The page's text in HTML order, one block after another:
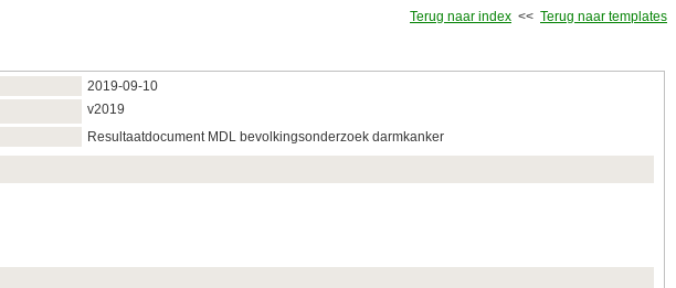
Terug naar index << Terug naar templates
2019‑09‑10
v2019
Resultaatdocument MDL bevolkingsonderzoek darmkanker